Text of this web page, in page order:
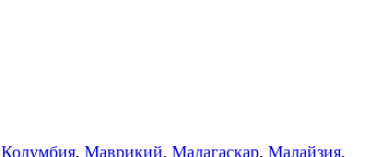
Колумбия, Маврикий, Мадагаскар, Малайзия,